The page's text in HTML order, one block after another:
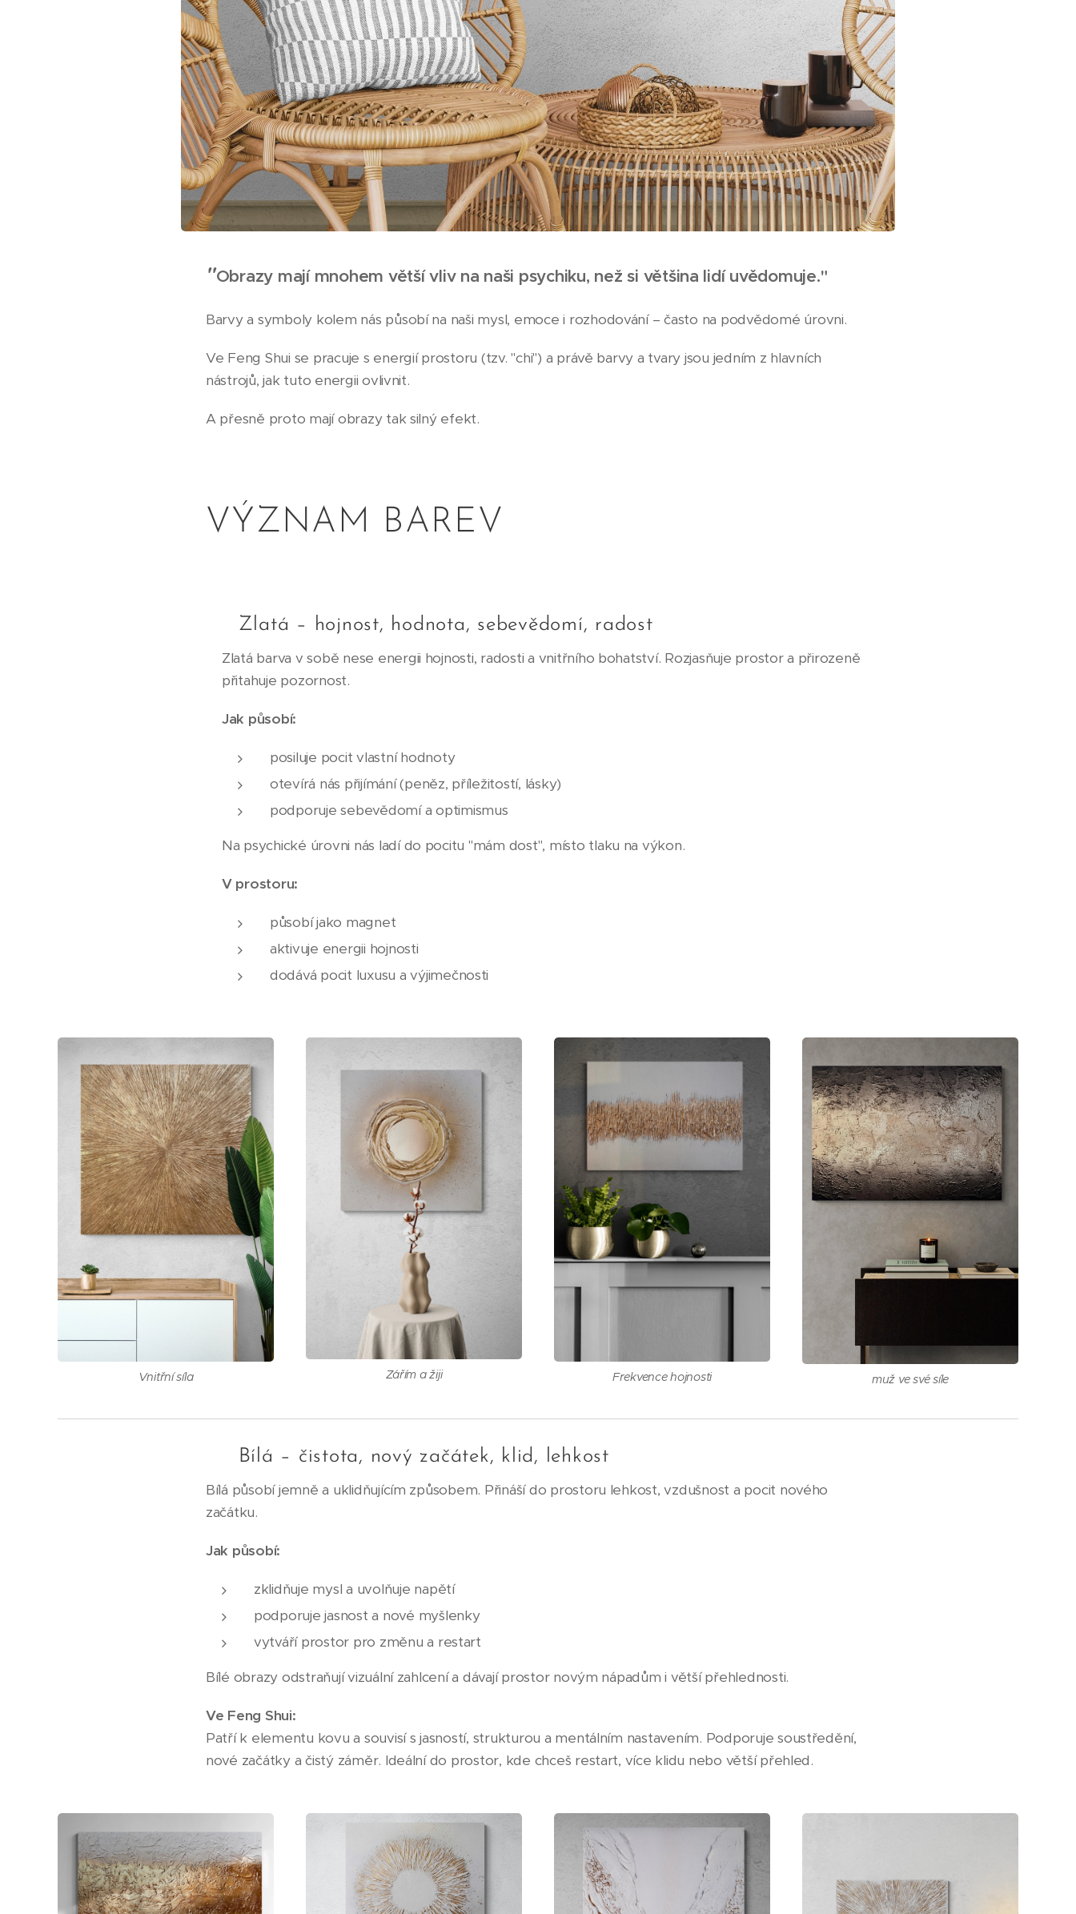
"Obrazy mají mnohem větší vliv na naši psychiku, než si většina lidí uvědomuje."
Barvy a symboly kolem nás působí na naši mysl, emoce i rozhodování – často na podvědomé úrovni.
Ve Feng Shui se pracuje s energií prostoru (tzv. "chi") a právě barvy a tvary jsou jedním z hlavních
nástrojů, jak tuto energii ovlivnit.
A přesně proto mají obrazy tak silný efekt.
VÝZNAM BAREV
✨ Zlatá – hojnost, hodnota, sebevědomí, radost
Zlatá barva v sobě nese energii hojnosti, radosti a vnitřního bohatství. Rozjasňuje prostor a přirozeně
přitahuje pozornost.
Jak působí:
posiluje pocit vlastní hodnoty
otevírá nás přijímání (peněz, příležitostí, lásky)
podporuje sebevědomí a optimismus
Na psychické úrovni nás ladí do pocitu "mám dost", místo tlaku na výkon.
V prostoru:
působí jako magnet
aktivuje energii hojnosti
dodává pocit luxusu a výjimečnosti
Vnitřní síla Zářím a žiji Frekvence hojnosti muž ve své síle
🤍 Bílá – čistota, nový začátek, klid, lehkost
Bílá působí jemně a uklidňujícím způsobem. Přináší do prostoru lehkost, vzdušnost a pocit nového
začátku.
Jak působí:
zklidňuje mysl a uvolňuje napětí
podporuje jasnost a nové myšlenky
vytváří prostor pro změnu a restart
Bílé obrazy odstraňují vizuální zahlcení a dávají prostor novým nápadům i větší přehlednosti.
Ve Feng Shui:
Patří k elementu kovu a souvisí s jasností, strukturou a mentálním nastavením. Podporuje soustředění,
nové začátky a čistý záměr. Ideální do prostor, kde chceš restart, více klidu nebo větší přehled.